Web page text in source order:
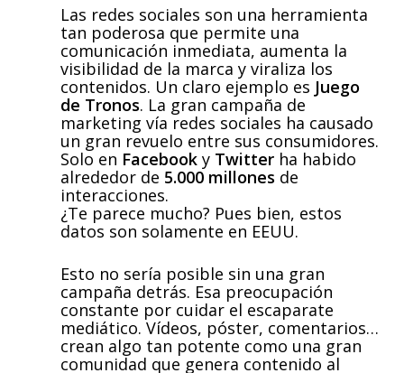
Las redes sociales son una herramienta
tan poderosa que permite una
comunicación inmediata, aumenta la
visibilidad de la marca y viraliza los
contenidos. Un claro ejemplo es Juego
de Tronos. La gran campaña de
marketing vía redes sociales ha causado
un gran revuelo entre sus consumidores.
Solo en FacebookyTwitterha habido
alrededor de 5.000 millones de
interacciones.
¿Te parece mucho? Pues bien, estos
datos son solamente en EEUU.
Esto no sería posible sin una gran
campaña detrás. Esa preocupación
constante por cuidar el escaparate
mediático. Vídeos, póster, comentarios…
crean algo tan potente como una gran
comunidad que genera contenido al